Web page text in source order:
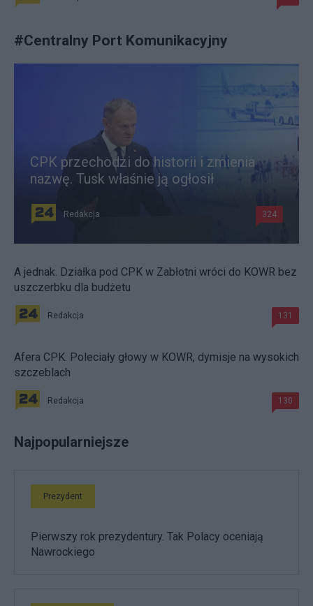
#Centralny Port Komunikacyjny
CPK przechodzi do historii i zmienia
nazwę. Tusk właśnie ją ogłosił
Redakcja 324
A jednak. Działka pod CPK w Zabłotni wróci do KOWR bez
uszczerbku dla budżetu
Redakcja 131
Afera CPK. Poleciały głowy w KOWR, dymisje na wysokich
szczeblach
Redakcja 130
Najpopularniejsze
Prezydent
Pierwszy rok prezydentury. Tak Polacy oceniają
Nawrockiego